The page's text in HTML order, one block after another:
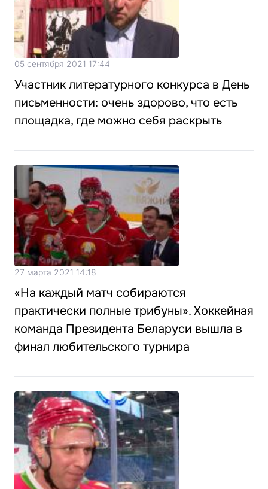
05 сентября 2021 17:44
Участник литературного конкурса в День
письменности: очень здорово, что есть
площадка, где можно себя раскрыть
27 марта 2021 14:18
«На каждый матч собираются
практически полные трибуны». Хоккейная
команда Президента Беларуси вышла в
финал любительского турнира